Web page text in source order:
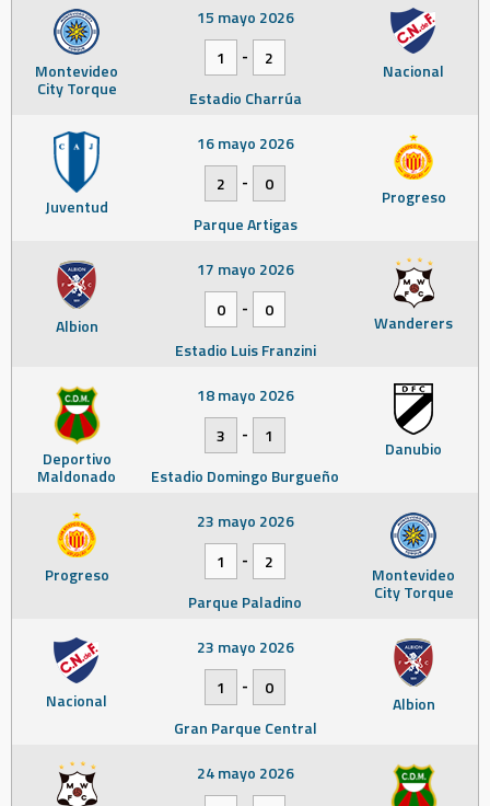
Montevideo
City Torque
Nacional
15 mayo 2026
1
-
2
Estadio Charrúa
Juventud Progreso
16 mayo 2026
2
-
0
Parque Artigas
Albion Wanderers
17 mayo 2026
0
-
0
Estadio Luis Franzini
Deportivo
Maldonado
Danubio
18 mayo 2026
3
-
1
Estadio Domingo Burgueño
Progreso Montevideo
City Torque
23 mayo 2026
1
-
2
Parque Paladino
Nacional Albion
23 mayo 2026
1
-
0
Gran Parque Central
24 mayo 2026